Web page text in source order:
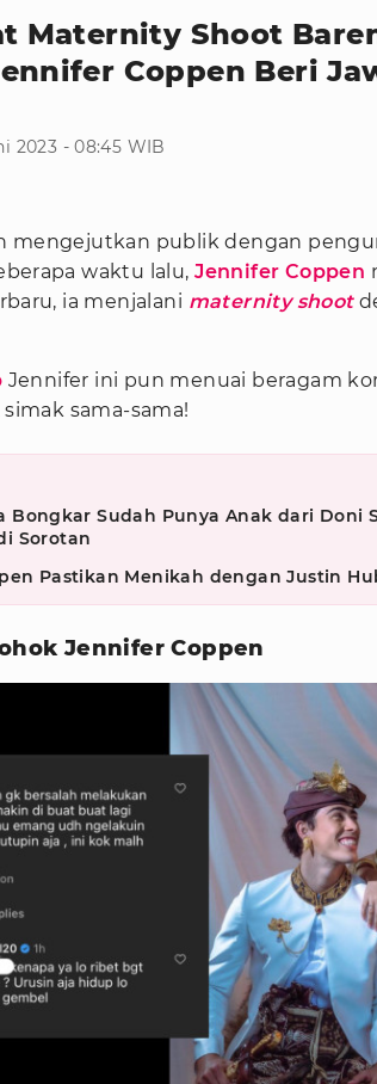
Maternity Shoot
Coppen Beri
2023 - 08:45 WIB
mengejutkan publik dengan
waktu lalu,Jennifer Coppen
ia menjalani maternity shoot
Jennifer ini pun menuai beragam
sama-sama!
Bongkar Sudah Punya Anak dari Doni
Sorotan
Pastikan Menikah dengan Justin
Jennifer Coppen